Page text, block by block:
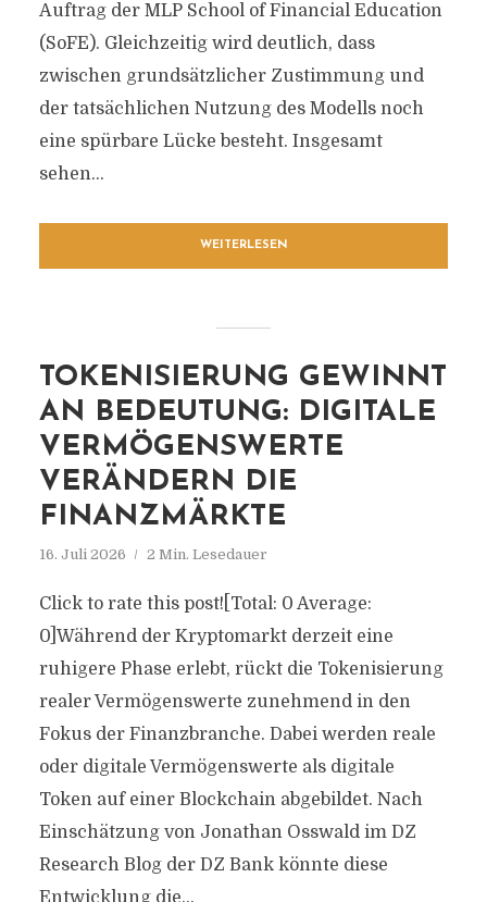
Auftrag der MLP School of Financial Education
(SoFE). Gleichzeitig wird deutlich, dass
zwischen grundsätzlicher Zustimmung und
der tatsächlichen Nutzung des Modells noch
eine spürbare Lücke besteht. Insgesamt
sehen...
WEITERLESEN
TOKENISIERUNG GEWINNT
AN BEDEUTUNG: DIGITALE
VERMÖGENSWERTE
VERÄNDERN DIE
FINANZMÄRKTE
16. Juli 2026 2 Min. Lesedauer
Click to rate this post![Total: 0 Average:
0]Während der Kryptomarkt derzeit eine
ruhigere Phase erlebt, rückt die Tokenisierung
realer Vermögenswerte zunehmend in den
Fokus der Finanzbranche. Dabei werden reale
oder digitale Vermögenswerte als digitale
Token auf einer Blockchain abgebildet. Nach
Einschätzung von Jonathan Osswald im DZ
Research Blog der DZ Bank könnte diese
Entwicklung die...